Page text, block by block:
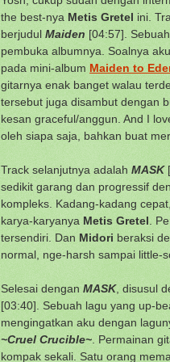
the best-nya Metis Gretel ini.
berjudul Maiden [04:57].
pembuka albumnya. Soalnya
pada mini-album Maiden to
gitarnya enak banget walau
tersebut juga disambut dengan
kesan graceful/anggun. And I
oleh siapa saja, bahkan buat
Track selanjutnya adalah MASK
sedikit garang dan progressif
kompleks. Kadang-kadang
karya-karyanya Metis Gretel .
tersendiri. Dan Midori beraksi
normal, nge-harsh sampai little-
Selesai dengan MASK, disusul
[03:40]. Sebuah lagu yang up-
mengingatkan aku dengan
~Cruel Crucible~ . Permainan
kompak sekali. Satu orang